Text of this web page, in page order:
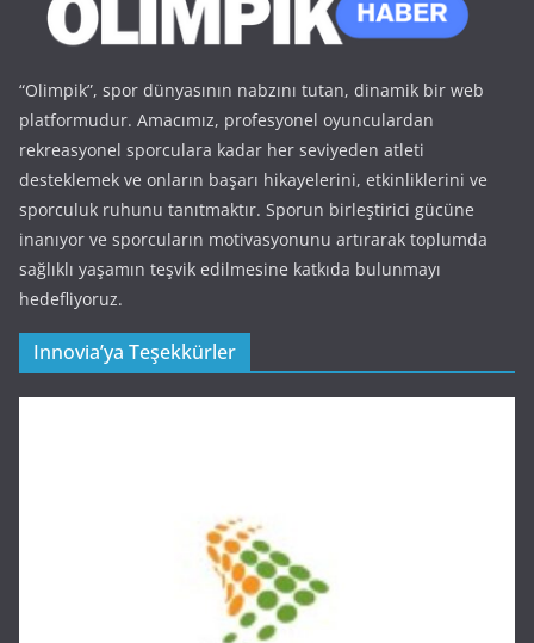
“Olimpik”, spor dünyasının nabzını tutan, dinamik bir web
platformudur. Amacımız, profesyonel oyunculardan
rekreasyonel sporculara kadar her seviyeden atleti
desteklemek ve onların başarı hikayelerini, etkinliklerini ve
sporculuk ruhunu tanıtmaktır. Sporun birleştirici gücüne
inanıyor ve sporcuların motivasyonunu artırarak toplumda
sağlıklı yaşamın teşvik edilmesine katkıda bulunmayı
hedefliyoruz.
Innovia’ya Teşekkürler